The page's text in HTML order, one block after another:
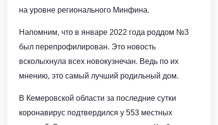
на уровне регионального Минфина.
Напомним, что в январе 2022 года роддом №3
был перепрофилирован. Это новость
всколыхнула всех новокузнечан. Ведь по их
мнению, это самый лучший родильный дом.
В Кемеровской области за последние сутки
коронавирус подтвердился у 553 местных